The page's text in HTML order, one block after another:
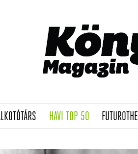
(CURRENT)
HAVI TOP 50(CURRENT)